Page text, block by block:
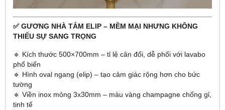
✅ GƯƠNG NHÀ TẮM ELIP – MỀM MẠI NHƯNG KHÔNG
THIẾU SỰ SANG TRỌNG
🔹 Kích thước 500×700mm – tỉ lệ cân đối, dễ phối với lavabo
phổ biến
🔹 Hình oval ngang (elip) – tạo cảm giác rộng hơn cho bức
tường
🔹 Viền inox mỏng 3x30mm – màu vàng champagne chống gỉ,
tinh tế